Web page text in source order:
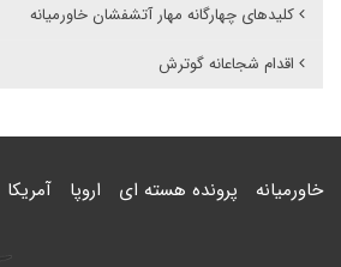
کلیدهای چهارگانه مهار آتشفشان خاورمیانه
اقدام شجاعانه گوترش
خاورمیانه پرونده هسته ای اروپا آمریکا